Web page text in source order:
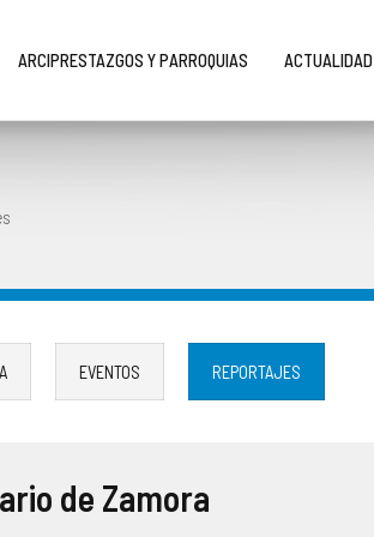
ARCIPRESTAZGOS Y PARROQUIAS ACTUALIDAD
EVENTOS REPORTAJES
de Zamora